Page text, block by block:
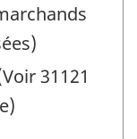
31121